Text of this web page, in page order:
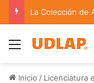
Menu
Inicio / Licenciatura